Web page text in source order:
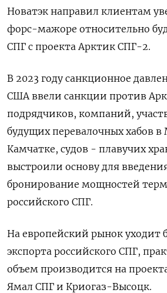
Новатэк направил клиентам
форс-мажоре относительно
СПГ с проекта Арктик СПГ-2.
В 2023 году санкционное
США ввели санкции против
подрядчиков, компаний,
будущих перевалочных хабов
Камчатке, судов - плавучих
выстроили основу для
бронирование мощностей
российского СПГ.
На европейский рынок уходит
экспорта российского СПГ,
объем производится на
Ямал СПГ и Криогаз-Высоцк.